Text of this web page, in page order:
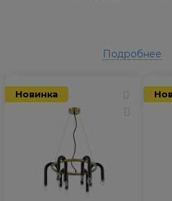
Новинка
Подробнее